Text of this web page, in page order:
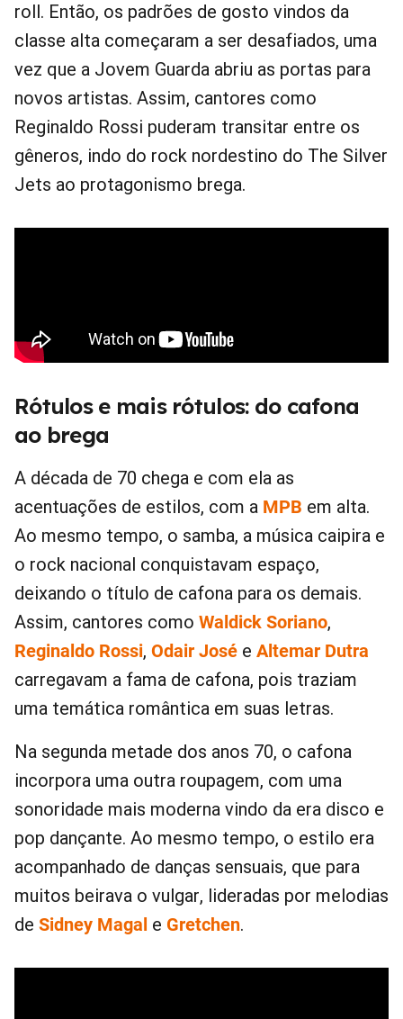
roll. Então, os padrões de gosto vindos da
classe alta começaram a ser desafiados, uma
vez que a Jovem Guarda abriu as portas para
novos artistas. Assim, cantores como
Reginaldo Rossi puderam transitar entre os
gêneros, indo do rock nordestino do The Silver
Jets ao protagonismo brega.
Rótulos e mais rótulos: do cafona
ao brega
A década de 70 chega e com ela as
acentuações de estilos, com a MPB em alta.
Ao mesmo tempo, o samba, a música caipira e
o rock nacional conquistavam espaço,
deixando o título de cafona para os demais.
Assim, cantores como Waldick Soriano,
Reginaldo Rossi, Odair José e Altemar Dutra
carregavam a fama de cafona, pois traziam
uma temática romântica em suas letras.
Na segunda metade dos anos 70, o cafona
incorpora uma outra roupagem, com uma
sonoridade mais moderna vindo da era disco e
pop dançante. Ao mesmo tempo, o estilo era
acompanhado de danças sensuais, que para
muitos beirava o vulgar, lideradas por melodias
de Sidney Magal e Gretchen.